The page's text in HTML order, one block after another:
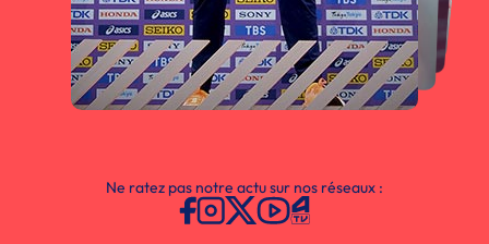
Ne ratez pas notre actu sur nos réseaux :